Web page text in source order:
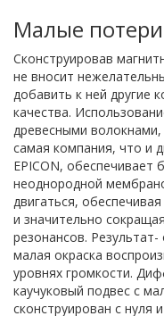
Малые потери
Сконструировав
не вносит
добавить к ней другие
качества.
древесными
самая компания, что и
EPICON, обеспечивает
неоднородной
двигаться,
и значительно
резонансов.
малая окраска
уровнях громкости.
каучуковый подвес с
сконструирован с нуля